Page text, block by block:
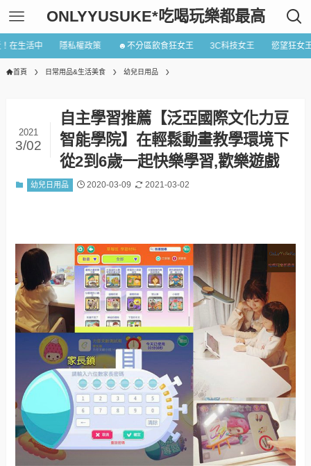
ONLYYUSUKE*吃喝玩樂都最高
在生活中 隱私權政策 ☻不分區飲食狂女王 3C科技女王 慾望狂女
首頁 日常用品&生活美食 幼兒日用品
自主學習推薦【泛亞國際文化力豆
智能學院】在輕鬆動畫教學環境下
從2到6歲一起快樂學習,歡樂遊戲
2021
3/02
幼兒日用品 2020-03-09 2021-03-02